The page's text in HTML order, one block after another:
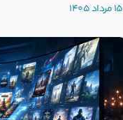
15 مرداد 1405